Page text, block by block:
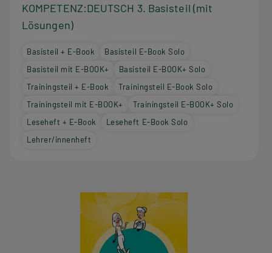
KOMPETENZ:DEUTSCH 3. Basisteil (mit
Lösungen)
Basisteil + E-Book
Basisteil E-Book Solo
Basisteil mit E-BOOK+
Basisteil E-BOOK+ Solo
Trainingsteil + E-Book
Trainingsteil E-Book Solo
Trainingsteil mit E-BOOK+
Trainingsteil E-BOOK+ Solo
Leseheft + E-Book
Leseheft E-Book Solo
Lehrer/innenheft